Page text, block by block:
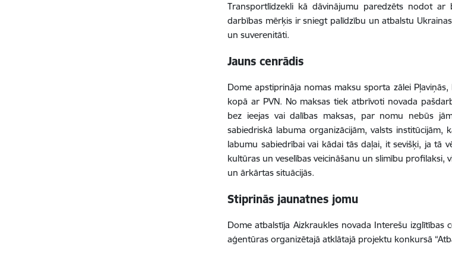
Transportlīdzekli kā dāvinājumu paredzēts nodot ar
darbības mērķis ir sniegt palīdzību un atbalstu
un suverenitāti.
Jauns cenrādis
Dome apstiprināja nomas maksu sporta zālei
kopā ar PVN. No maksas tiek atbrīvoti novada
bez ieejas vai dalības maksas, par nomu nebūs
sabiedriskā labuma organizācijām, valsts
labumu sabiedrībai vai kādai tās daļai, it sevišķi, ja tā
kultūras un veselības veicināšanu un slimību
un ārkārtas situācijās.
Stiprinās jaunatnes jomu
Dome atbalstīja Aizkraukles novada Interešu
aģentūras organizētajā atklātajā projektu konkursā